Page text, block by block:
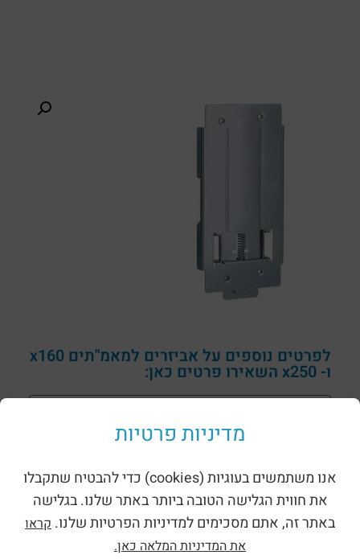
מדיניות פרטיות
אנו משתמשים בעוגיות (cookies) כדי להבטיח שתקבלו
את חווית הגלישה הטובה ביותר באתר שלנו. בגלישה
באתר זה, אתם מסכימים למדיניות הפרטיות שלנו. קראו
את המדיניות המלאה כאן.
לפרטים נוספים על אביזרים למאמ"תים x160
ו- x250 השאירו פרטים כאן:
שליחה